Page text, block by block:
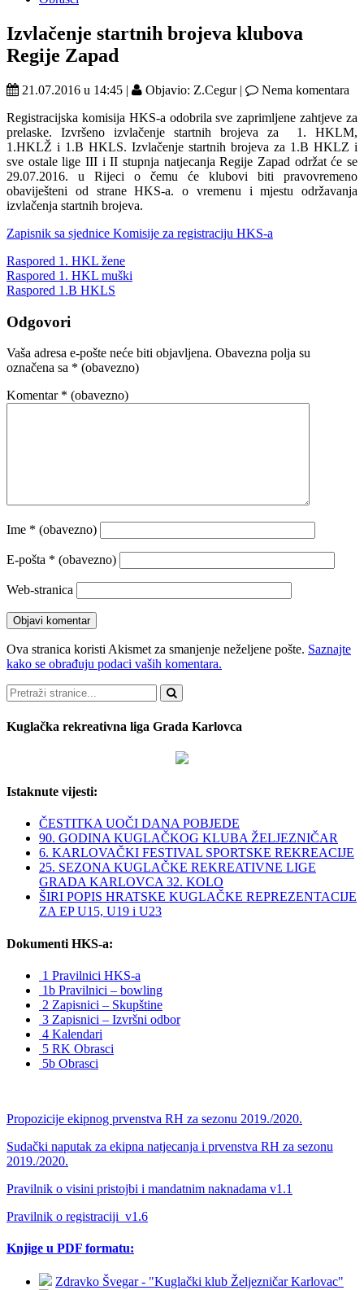
Izvlačenje startnih brojeva klubova
Regije Zapad
21.07.2016 u 14:45 | Objavio: Z.Cegur |
Nema komentara
Registracijska komisija HKS-a odobrila sve zaprimljene zahtjeve za
prelaske. Izvršeno izvlačenje startnih brojeva za 1. HKLM,
1.HKLŽ i 1.B HKLS. Izvlačenje startnih brojeva za 1.B HKLZ i
sve ostale lige III i II stupnja natjecanja Regije Zapad održat će se
29.07.2016. u Rijeci o čemu će klubovi biti pravovremeno
obaviješteni od strane HKS-a. o vremenu i mjestu održavanja
izvlačenja startnih brojeva.
Zapisnik sa sjednice Komisije za registraciju HKS-a
Raspored 1. HKL žene
Raspored 1. HKL muški
Raspored 1.B HKLS
Odgovori
Vaša adresa e-pošte neće biti objavljena. Obavezna polja su
označena sa * (obavezno)
Komentar * (obavezno)
Ime * (obavezno)
E-pošta * (obavezno)
Web-stranica
Ova stranica koristi Akismet za smanjenje neželjene pošte. Saznajte
kako se obrađuju podaci vaših komentara.
Pretraži
Kuglačka rekreativna liga Grada Karlovca
Istaknute vijesti:
ČESTITKA UOČI DANA POBJEDE
90. GODINA KUGLAČKOG KLUBA ŽELJEZNIČAR
6. KARLOVAČKI FESTIVAL SPORTSKE REKREACIJE
25. SEZONA KUGLAČKE REKREATIVNE LIGE
GRADA KARLOVCA 32. KOLO
ŠIRI POPIS HRATSKE KUGLAČKE REPREZENTACIJE
ZA EP U15, U19 i U23
Dokumenti HKS-a:
1 Pravilnici HKS-a
1b Pravilnici – bowling
2 Zapisnici – Skupštine
3 Zapisnici – Izvršni odbor
4 Kalendari
5 RK Obrasci
5b Obrasci
Propozicije ekipnog prvenstva RH za sezonu 2019./2020.
Sudački naputak za ekipna natjecanja i prvenstva RH za sezonu
2019./2020.
Pravilnik o visini pristojbi i mandatnim naknadama v1.1
Pravilnik o registraciji_v1.6
Knjige u PDF formatu:
Zdravko Švegar - "Kuglački klub Željezničar Karlovac"